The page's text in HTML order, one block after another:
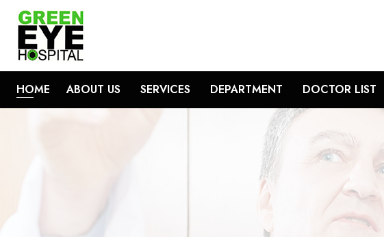
HOME ABOUT US SERVICES DEPARTMENT DOCTOR LIST